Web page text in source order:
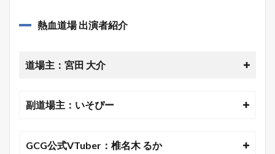
熱血道場 出演者紹介
道場主：宮田 大介
副道場主：いそぴー
GCG公式VTuber：椎名木 るか